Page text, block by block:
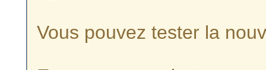
Vous pouvez tester la